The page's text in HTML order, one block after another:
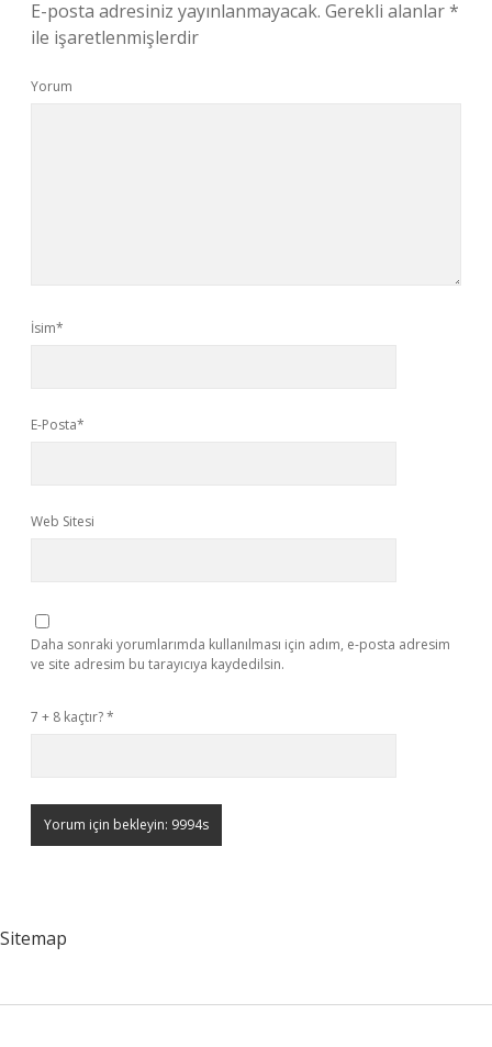
E-posta adresiniz yayınlanmayacak. Gerekli alanlar*
ile işaretlenmişlerdir
Yorum
İsim*
E-Posta*
Web Sitesi
Daha sonraki yorumlarımda kullanılması için adım, e-posta adresim
ve site adresim bu tarayıcıya kaydedilsin.
7 + 8 kaçtır?*
Sitemap